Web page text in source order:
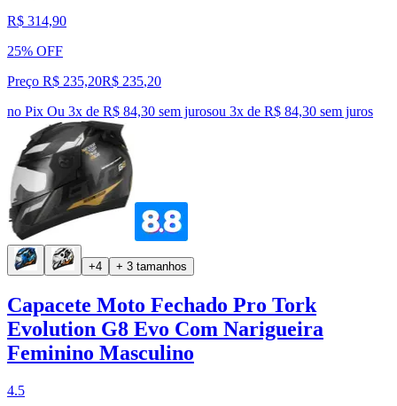
R$ 314,90
25% OFF
Preço R$ 235,20R$ 235,20
no Pix Ou 3x de R$ 84,30 sem jurosou 3x de R$ 84,30 sem juros
+4 + 3 tamanhos
Capacete Moto Fechado Pro Tork
Evolution G8 Evo Com Narigueira
Feminino Masculino
4.5